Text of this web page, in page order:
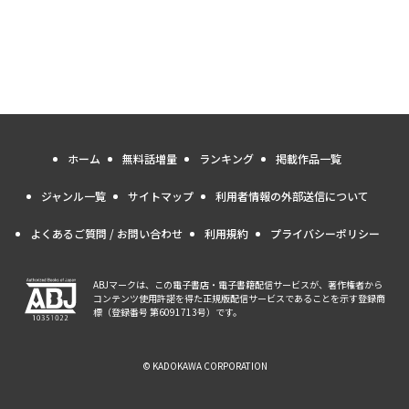
ホーム 無料話増量 ランキング 掲載作品一覧
ジャンル一覧 サイトマップ 利用者情報の外部送信について
よくあるご質問 / お問い合わせ 利用規約 プライバシーポリシー
ABJマークは、この電子書店・電子書籍配信サービスが、著作権者から
コンテンツ使用許諾を得た正規版配信サービスであることを示す登録商
標（登録番号 第6091713号）です。
© KADOKAWA CORPORATION